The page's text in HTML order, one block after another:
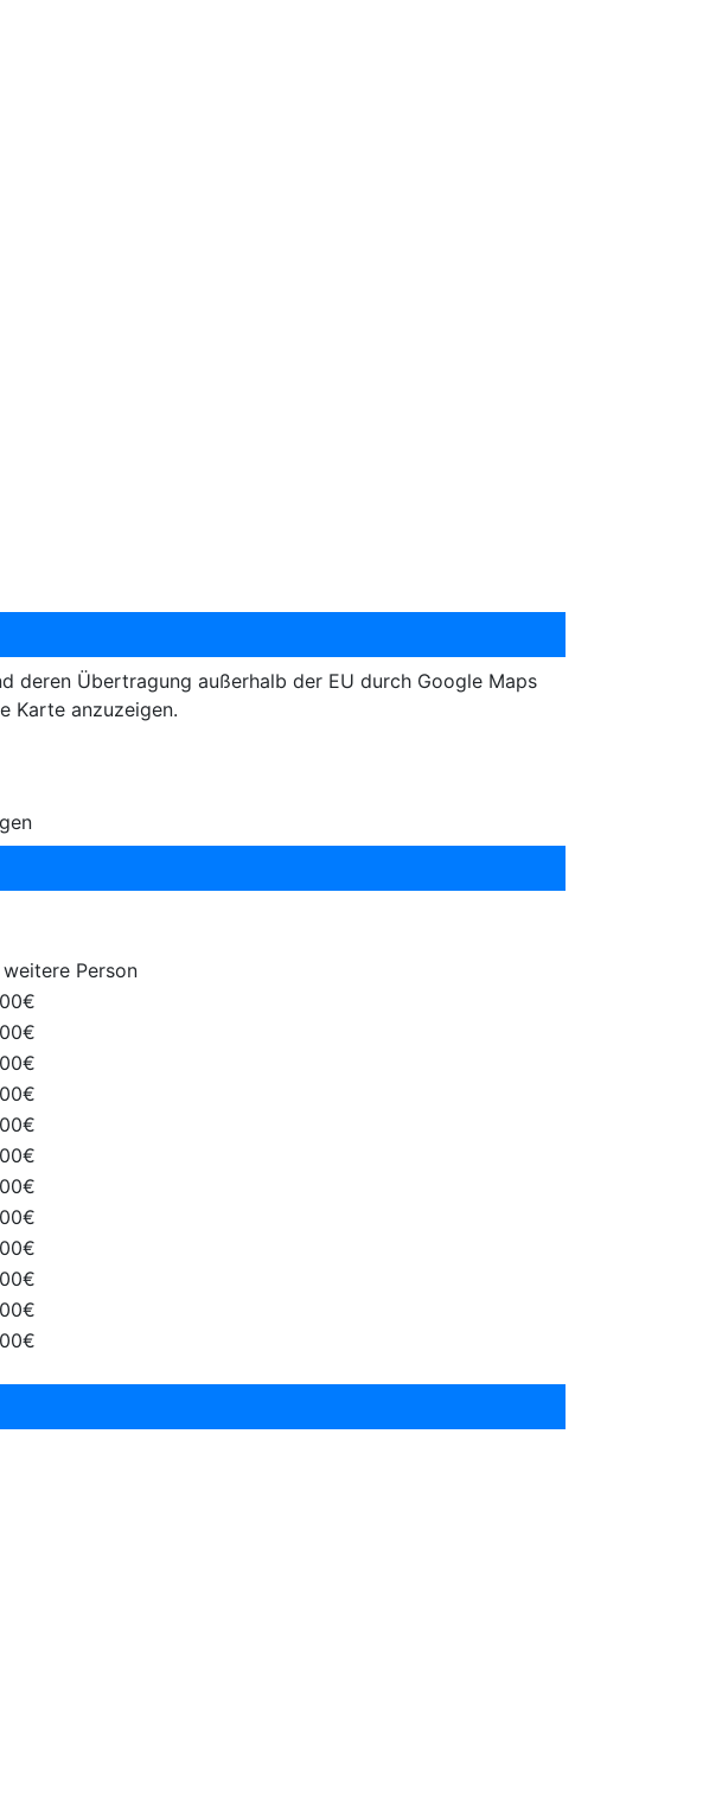
deren Übertragung außerhalb der EU durch Google Maps
Karte anzuzeigen.
weitere Person